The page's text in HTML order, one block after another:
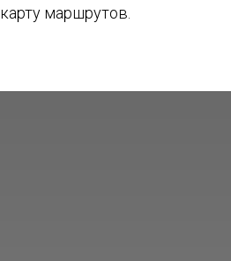
карту маршрутов.